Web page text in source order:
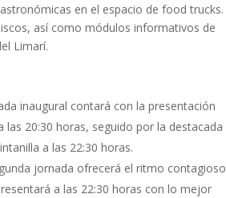
en el espacio de food trucks.
así como módulos informativos de
Limarí.
inaugural contará con la presentación
20:30 horas, seguido por la destacada
a las 22:30 horas.
jornada ofrecerá el ritmo contagioso
a las 22:30 horas con lo mejor